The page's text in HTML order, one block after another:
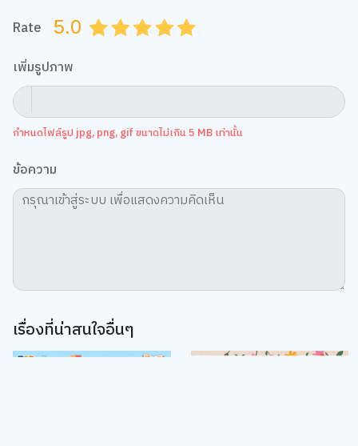
4.5
4.0
3.5
3.0
2.5
2.0
1.5
1.0
0.5
เพิ่มรูปภาพ
กำหนดไฟล์รูป jpg, png, gif ขนาดไม่เกิน 5 MB เท่านั้น
ข้อความ
เรื่องที่น่าสนใจอื่นๆ